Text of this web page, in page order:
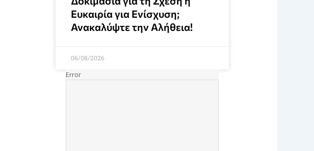
Ευκαιρία για Ενίσχυση;
Ανακαλύψτε την Αλήθεια!
06/08/2026